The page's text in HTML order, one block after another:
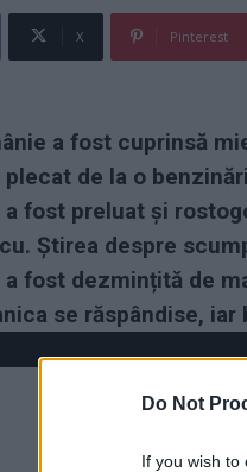
Do Not
If you wish to
X Pinterest
a fost cuprinsă
plecat de la o
a fost preluat și
Știrea despre
fost dezmințită de
se răspândise,